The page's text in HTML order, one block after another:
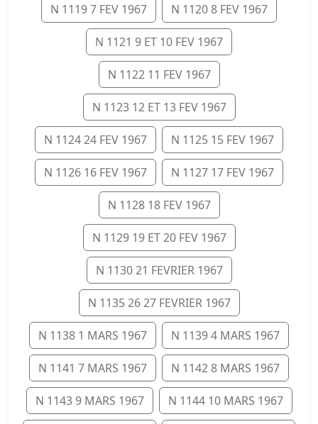
N 1119 7 FEV 1967 N 1120 8 FEV 1967
N 1121 9 ET 10 FEV 1967
N 1122 11 FEV 1967
N 1123 12 ET 13 FEV 1967
N 1124 24 FEV 1967 N 1125 15 FEV 1967
N 1126 16 FEV 1967 N 1127 17 FEV 1967
N 1128 18 FEV 1967
N 1129 19 ET 20 FEV 1967
N 1130 21 FEVRIER 1967
N 1135 26 27 FEVRIER 1967
N 1138 1 MARS 1967 N 1139 4 MARS 1967
N 1141 7 MARS 1967 N 1142 8 MARS 1967
N 1143 9 MARS 1967 N 1144 10 MARS 1967